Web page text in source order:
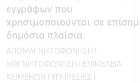
εγγράφων που
χρησιμοποιούνται σε
δημόσια πλαίσια.
ΑΠΟΜΑΓΝΗΤΟΦΩΝΗΣΗ |
ΜΑΓΝΗΤΟΦΩΝΗΣΗ | ΕΠΙΜΕΛΕΙΑ
ΚΕΙΜΕΝΩΝ | ΥΠΗΡΕΣΙΕΣ |